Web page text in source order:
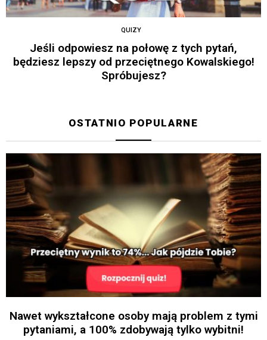
QUIZY
Jeśli odpowiesz na połowę z tych pytań,
będziesz lepszy od przeciętnego Kowalskiego!
Spróbujesz?
OSTATNIO POPULARNE
Nawet wykształcone osoby mają problem z tymi
pytaniami, a 100% zdobywają tylko wybitni!